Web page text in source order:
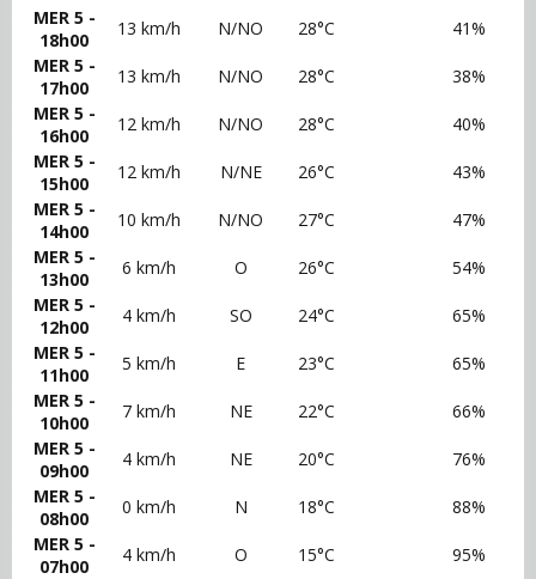
MER 5 -
18h00
13 km/h N/NO 28°C
41%
MER 5 -
17h00
13 km/h N/NO 28°C
38%
MER 5 -
16h00
12 km/h N/NO 28°C
40%
MER 5 -
15h00
12 km/h N/NE 26°C
43%
MER 5 -
14h00
10 km/h N/NO 27°C
47%
MER 5 -
13h00
6 km/h O 26°C
54%
MER 5 -
12h00
4 km/h SO 24°C
65%
MER 5 -
11h00
5 km/h E 23°C
65%
MER 5 -
10h00
7 km/h NE 22°C
66%
MER 5 -
09h00
4 km/h NE 20°C
76%
MER 5 -
08h00
0 km/h N 18°C
88%
MER 5 -
07h00
4 km/h O 15°C
95%